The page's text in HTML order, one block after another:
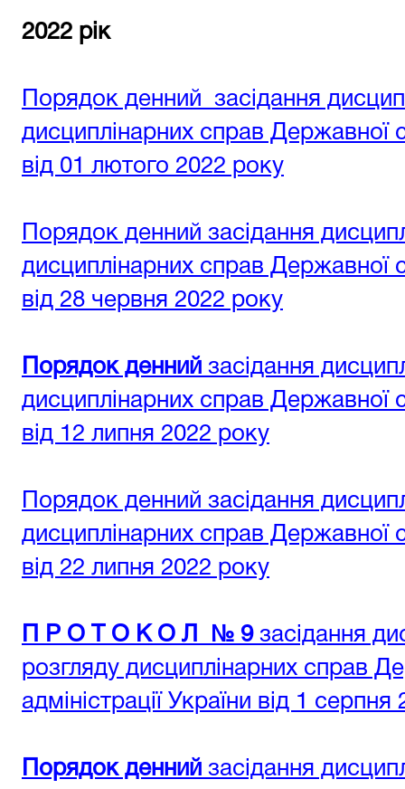
2022 рік
Порядок денний засідання
дисциплінарних справ Державної
від 01 лютого 2022 року
Порядок денний засідання
дисциплінарних справ Державної
від 28 червня 2022 року
Порядок денний засідання
дисциплінарних справ Державної
від 12 липня 2022 року
Порядок денний засідання
дисциплінарних справ Державної
від 22 липня 2022 року
П Р О Т О К О Л № 9 засідання
розгляду дисциплінарних справ
адміністрації України від 1
Порядок денний засідання